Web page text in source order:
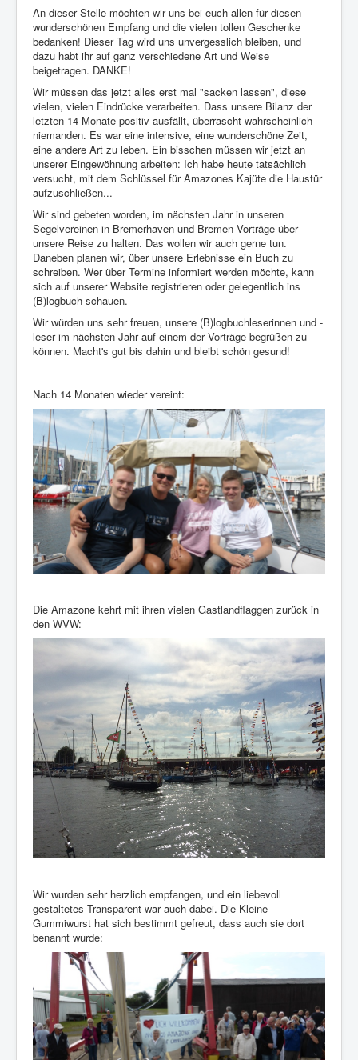
An dieser Stelle möchten wir uns bei euch allen für diesen
wunderschönen Empfang und die vielen tollen Geschenke
bedanken! Dieser Tag wird uns unvergesslich bleiben, und
dazu habt ihr auf ganz verschiedene Art und Weise
beigetragen. DANKE!
Wir müssen das jetzt alles erst mal "sacken lassen", diese
vielen, vielen Eindrücke verarbeiten. Dass unsere Bilanz der
letzten 14 Monate positiv ausfällt, überrascht wahrscheinlich
niemanden. Es war eine intensive, eine wunderschöne Zeit,
eine andere Art zu leben. Ein bisschen müssen wir jetzt an
unserer Eingewöhnung arbeiten: Ich habe heute tatsächlich
versucht, mit dem Schlüssel für Amazones Kajüte die Haustür
aufzuschließen...
Wir sind gebeten worden, im nächsten Jahr in unseren
Segelvereinen in Bremerhaven und Bremen Vorträge über
unsere Reise zu halten. Das wollen wir auch gerne tun.
Daneben planen wir, über unsere Erlebnisse ein Buch zu
schreiben. Wer über Termine informiert werden möchte, kann
sich auf unserer Website registrieren oder gelegentlich ins
(B)logbuch schauen.
Wir würden uns sehr freuen, unsere (B)logbuchleserinnen und -
leser im nächsten Jahr auf einem der Vorträge begrüßen zu
können. Macht's gut bis dahin und bleibt schön gesund!
Nach 14 Monaten wieder vereint:
Die Amazone kehrt mit ihren vielen Gastlandflaggen zurück in
den WVW:
Wir wurden sehr herzlich empfangen, und ein liebevoll
gestaltetes Transparent war auch dabei. Die Kleine
Gummiwurst hat sich bestimmt gefreut, dass auch sie dort
benannt wurde: